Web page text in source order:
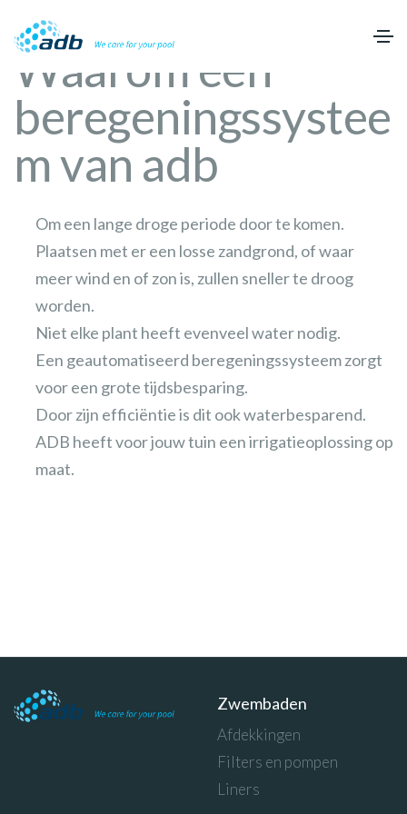
Waarom een
beregeningssystee
m van adb
Om een lange droge periode door te komen.
Plaatsen met er een losse zandgrond, of waar
meer wind en of zon is, zullen sneller te droog
worden.
Niet elke plant heeft evenveel water nodig.
Een geautomatiseerd beregeningssysteem zorgt
voor een grote tijdsbesparing.
Door zijn efficiëntie is dit ook waterbesparend.
ADB heeft voor jouw tuin een irrigatieoplossing op
maat.
Zwembaden
Afdekkingen
Filters en pompen
Liners